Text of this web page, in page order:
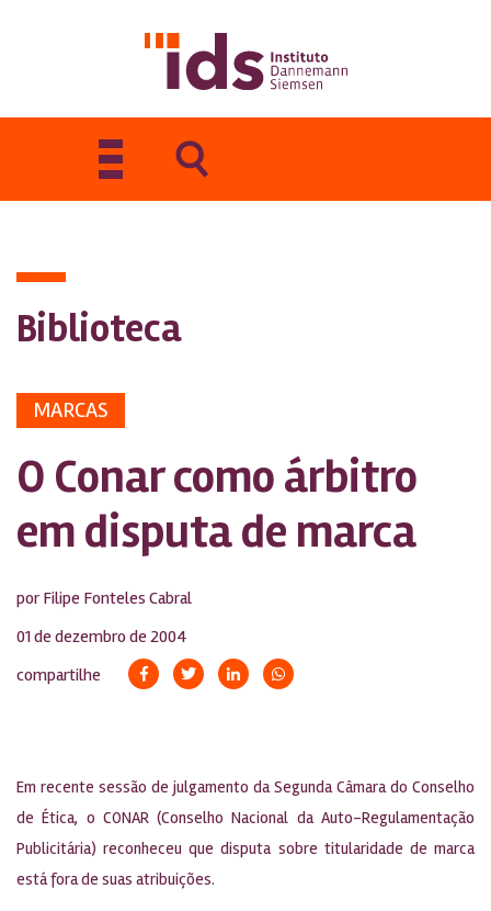
Toggle
navigation
Biblioteca
MARCAS
O Conar como árbitro
em disputa de marca
por Filipe Fonteles Cabral
01 de dezembro de 2004
compartilhe
Em recente sessão de julgamento da Segunda Câmara do Conselho
de Ética, o CONAR (Conselho Nacional da Auto-Regulamentação
Publicitária) reconheceu que disputa sobre titularidade de marca
está fora de suas atribuições.